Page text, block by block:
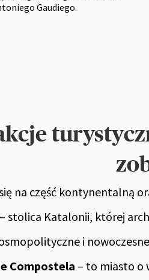
Gaudiego.
na część kontynentalną
– stolica Katalonii, której
i
Compostela – to miasto o